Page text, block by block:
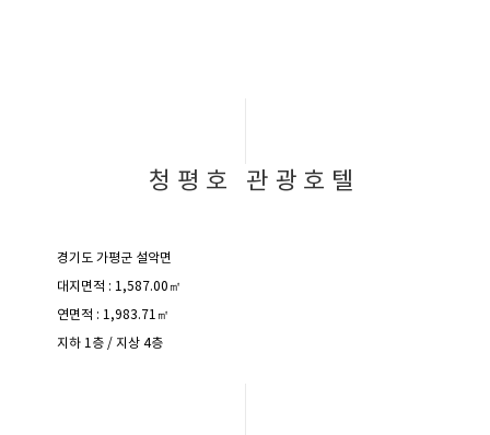
청평호 관광호텔
경기도 가평군 설악면
대지면적 : 1,587.00㎡
연면적 : 1,983.71㎡
지하 1층 / 지상 4층